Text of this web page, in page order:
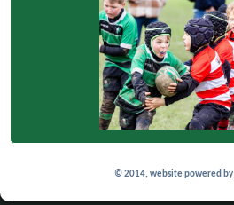
© 2014, website powered by